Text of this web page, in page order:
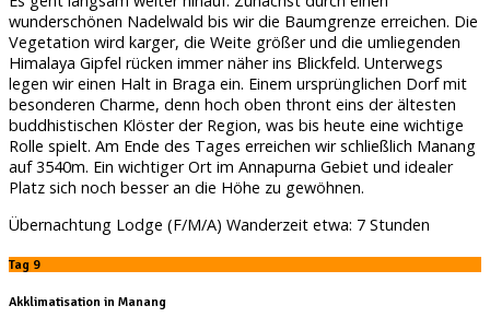
wunderschönen Nadelwald bis wir die Baumgrenze erreichen. Die
Vegetation wird karger, die Weite größer und die umliegenden
Himalaya Gipfel rücken immer näher ins Blickfeld. Unterwegs
legen wir einen Halt in Braga ein. Einem ursprünglichen Dorf mit
besonderen Charme, denn hoch oben thront eins der ältesten
buddhistischen Klöster der Region, was bis heute eine wichtige
Rolle spielt. Am Ende des Tages erreichen wir schließlich Manang
auf 3540m. Ein wichtiger Ort im Annapurna Gebiet und idealer
Platz sich noch besser an die Höhe zu gewöhnen.
Übernachtung Lodge (F/M/A) Wanderzeit etwa: 7 Stunden
Tag 9
Akklimatisation in Manang